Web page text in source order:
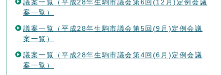
議案一覧（平成28年生駒市議会第6回(12月)定例会議
案一覧）
議案一覧（平成28年生駒市議会第5回(9月)定例会議
案一覧）
議案一覧（平成28年生駒市議会第4回(6月)定例会議
案一覧）